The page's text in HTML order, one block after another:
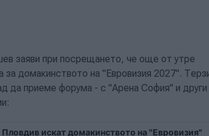
заяви при посрещането, че още от утре
за домакинството на "Евровизия 2027".
да приеме форума - с "Арена София" и други
искат домакинството на "Евровизия"